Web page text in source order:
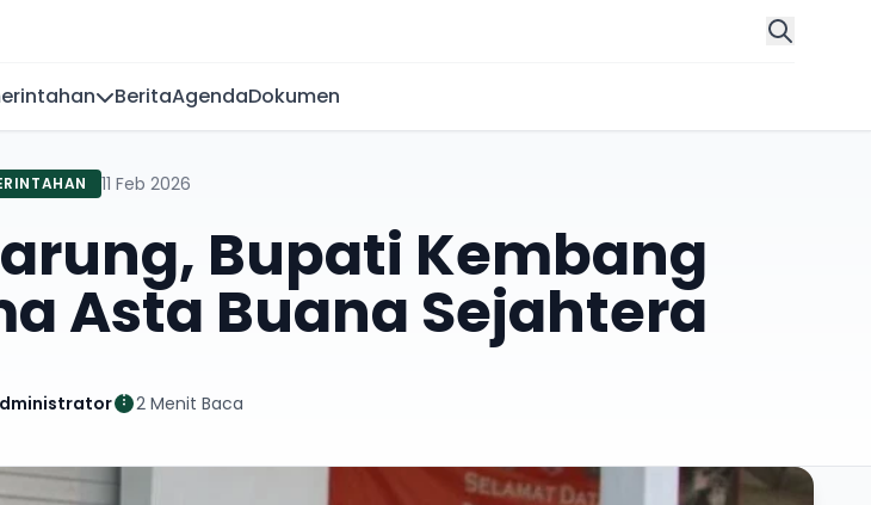
BeritaAgendaDokumen
11 Feb 2026
Bupati Kembang
Asta Buana Sejahtera
2 Menit Baca